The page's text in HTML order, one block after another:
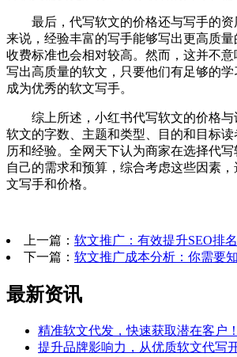
最后，代写软文的价格还与写手的资
来说，经验丰富的写手能够写出更高质
收费标准也会相对较高。然而，这并不
写出高质量的软文，只要他们有足够的
成为优秀的软文写手。
综上所述，小红书代写软文的价格与
软文的字数、主题和类型、目的和目标
历和经验。全网天下认为商家在选择代
自己的需求和预算，综合考虑这些因素
文写手和价格。
上一篇： 软文推广：有效提升SEO排
下一篇： 软文推广成本分析：你需要
最新资讯
精准软文代发，快速获取潜在客户！
提升品牌影响力，从优质软文代写